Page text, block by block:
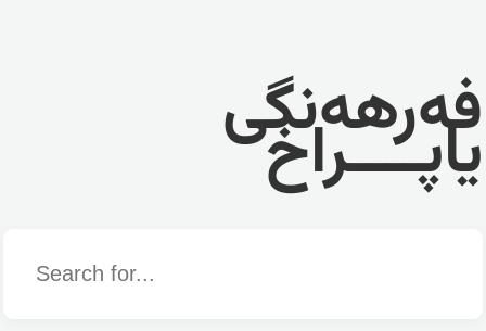
فەرهەنگی
یاپــــراخ
Word